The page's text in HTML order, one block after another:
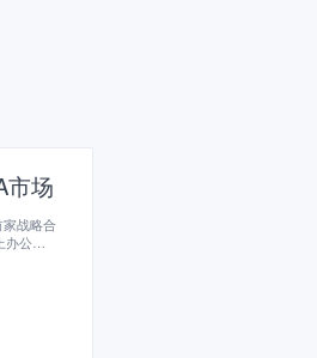
市场
战略合
公，